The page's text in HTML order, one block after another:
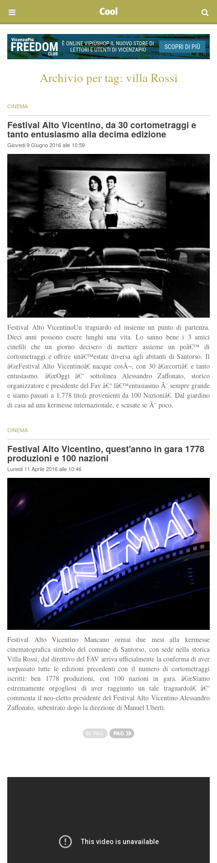
Archivio per tag: villa Rossi
CINEMA
Festival Alto Vicentino, da 30 cortometraggi e
tanto entusiasmo alla decima edizione
Giovedi 9 Giugno 2016 alle 10:59
Festival Alto VicentinoUn traguardo ed insieme un punto di partenza.
Dieci anni possono essere lunghi una vita. Lo sanno bene i 3 amici
cinefili che un giorno decisero di mettere assieme un poâ€™ di
cortometraggi e offrire unâ€™estate diversa agli abitanti di Santorso. Il
â€œFestival Alto Vicentinoâ€ nacque cosÃ¬, con 30 â€œcortiâ€ e tanto
entusiasmo. â€œOggi â€“ sottolinea Alessandro Zaffonato, storico
organizzatore e presidente del Fav â€“ lâ€™entusiasmo Ã¨ sempre grande
e siamo passati a 1.778 titoli provenienti da 100 Nazioniâ€. Dal giardino
di casa ad una kermesse internazionale, e scusate se Ã¨ poco.
CINEMA
Festival Alto Vicentino, quest'anno in gara 1778
produzioni e 100 nazioni
Lunedi 11 Aprile 2016 alle 10:46
Festival Alto Vicentino Mancano ormai due mesi alla kermesse
cinematografica simbolo del comune di Santorso, con sede nella storica
Villa Rossi; dal direttivo del FAV arriva ufficialmente la conferma di aver
sorpassato tutte le edizioni precedenti con il numero di cortometraggi
iscritti: ben 1778 produzioni, con 100 nazioni in gara. â€œSiamo
estremamente orgogliosi di aver raggiunto un tale traguardoâ€ â€“
commenta il neo-eletto presidente del Festival Alto Vicentino Alessandro
Zaffonato, subentrato dopo la direzione di Manuel Uberti.